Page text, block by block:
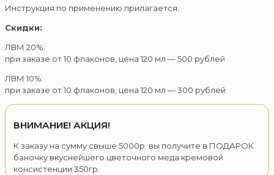
Инструкция по применению прилагается.
Скидки:
ЛВМ 20%:
при заказе от 10 флаконов, цена 120 мл — 500 рублей
ЛВМ 10%:
при заказе от 10 флаконов, цена 120 мл — 300 рублей
ВНИМАНИЕ! АКЦИЯ!
К заказу на сумму свыше 5000р. вы получите в ПОДАРОК
баночку вкуснейшего цветочного меда кремовой
консистенции 350гр.